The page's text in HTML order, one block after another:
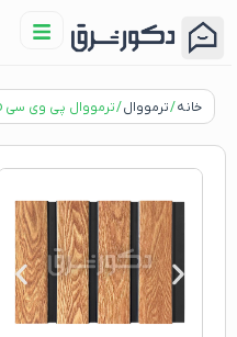
خانه/ترمووال/ ترمووال پی وی سی ids deco گردویی روشن (کد w2007)